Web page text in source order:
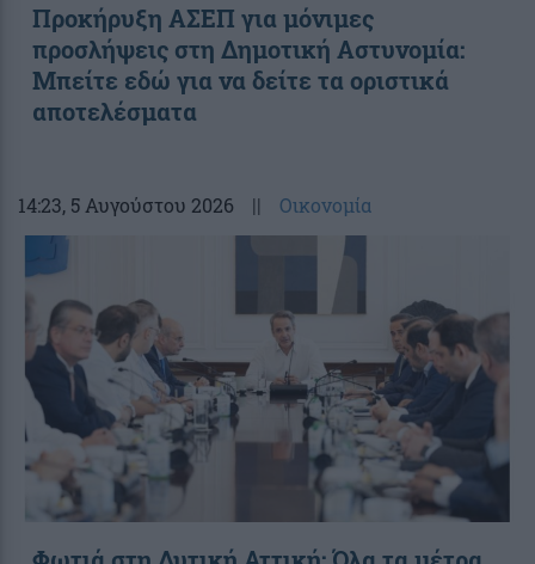
Προκήρυξη ΑΣΕΠ για μόνιμες
προσλήψεις στη Δημοτική Αστυνομία:
Μπείτε εδώ για να δείτε τα οριστικά
αποτελέσματα
14:23, 5 Αυγούστου 2026 || Οικονομία